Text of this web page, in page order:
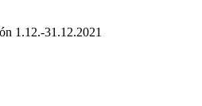
1.12.-31.12.2021